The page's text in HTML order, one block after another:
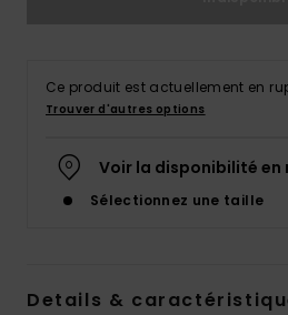
Ce produit est actuellement en
Trouver d'autres options
Voir la disponibilité en
Sélectionnez une taille
Details &